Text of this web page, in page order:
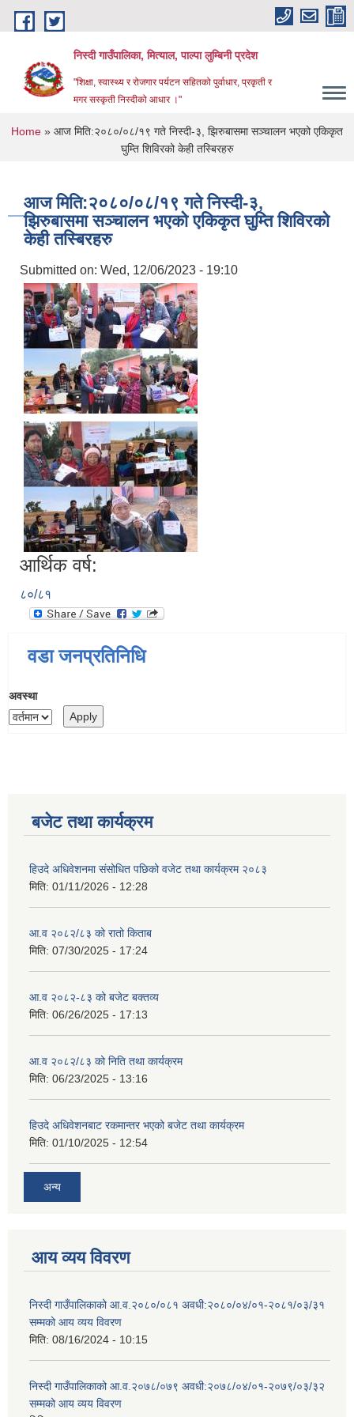
Skip to main content
निस्दी गाउँपालिका, मित्याल, पाल्पा लुम्बिनी प्रदेश
"शिक्षा, स्वास्थ्य र रोजगार पर्यटन सहितको पुर्वाधार, प्रकृती र
मगर सस्कृती निस्दीको आधार ।"
You are here
Home » आज मिति:२०८०/०८/१९ गते निस्दी-३, झिरुबासमा सञ्चालन भएको एकिकृत
घुम्ति शिविरको केही तस्बिरहरु
आज मिति:२०८०/०८/१९ गते निस्दी-३,
झिरुबासमा सञ्चालन भएको एकिकृत घुम्ति शिविरको
केही तस्बिरहरु
Submitted on: Wed, 12/06/2023 - 19:10
आर्थिक वर्ष:
८०/८१
वडा जनप्रतिनिधि
अवस्था
बजेट तथा कार्यक्रम
हिउदे अधिवेशनमा संसोधित पछिको वजेट तथा कार्यक्रम २०८३
मिति: 01/11/2026 - 12:28
आ.व २०८२/८३ को रातो किताब
मिति: 07/30/2025 - 17:24
आ.व २०८२-८३ को बजेट बक्तव्य
मिति: 06/26/2025 - 17:13
आ.व २०८२/८३ को निति तथा कार्यक्रम
मिति: 06/23/2025 - 13:16
हिउदे अधिवेशनबाट रकमान्तर भएको बजेट तथा कार्यक्रम
मिति: 01/10/2025 - 12:54
अन्य
आय व्यय विवरण
निस्दी गाउँपालिकाको आ.व.२०८०/०८१ अवधी:२०८०/०४/०१-२०८१/०३/३१
सम्मको आय व्यय विवरण
मिति: 08/16/2024 - 10:15
निस्दी गाउँपालिकाको आ.व.२०७८/०७९ अवधी:२०७८/०४/०१-२०७९/०३/३२
सम्मको आय व्यय विवरण